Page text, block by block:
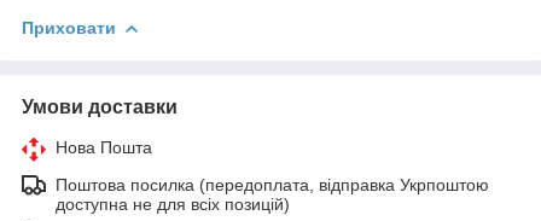
Приховати
Умови доставки
Нова Пошта
Поштова посилка (передоплата, відправка Укрпоштою
доступна не для всіх позицій)